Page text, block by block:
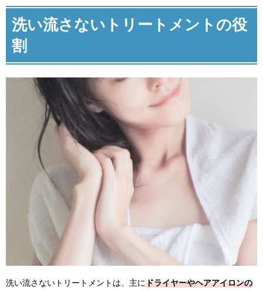
洗い流さないトリートメントの役
割
洗い流さないトリートメントは、主にドライヤーやヘアアイロンの